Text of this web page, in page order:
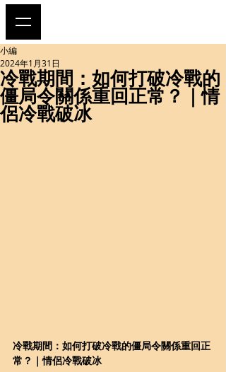
冷戰期間：如何打破冷戰的
僵局令關係重回正常？｜情
侶冷戰破冰
小編
2024年1月31日
冷戰期間：如何打破冷戰的僵局令關係重回正
常？｜情侶冷戰破冰